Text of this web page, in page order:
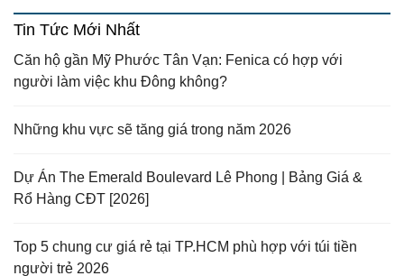
Tin Tức Mới Nhất
Căn hộ gần Mỹ Phước Tân Vạn: Fenica có hợp với
người làm việc khu Đông không?
Những khu vực sẽ tăng giá trong năm 2026
Dự Án The Emerald Boulevard Lê Phong | Bảng Giá &
Rổ Hàng CĐT [2026]
Top 5 chung cư giá rẻ tại TP.HCM phù hợp với túi tiền
người trẻ 2026